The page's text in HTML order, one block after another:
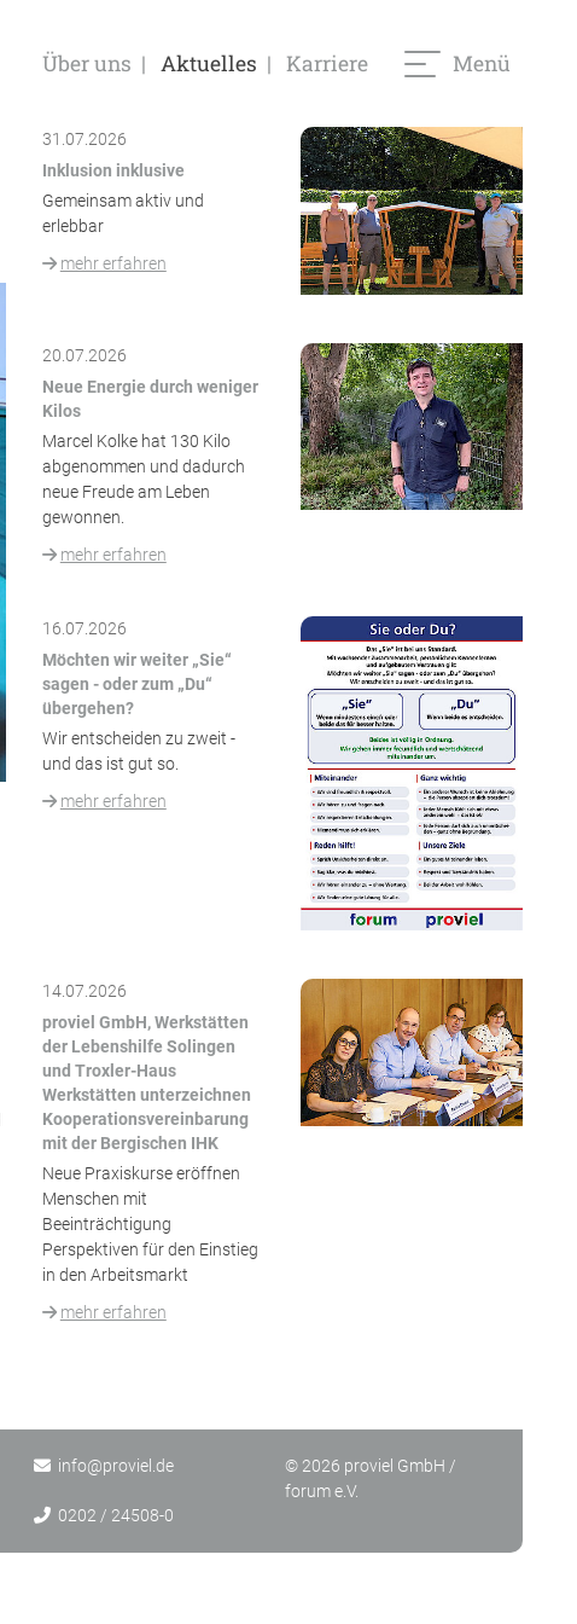
Über uns Aktuelles Karriere Menü
31.07.2026
Inklusion inklusive
Gemeinsam aktiv und
erlebbar
mehr erfahren
20.07.2026
Neue Energie durch weniger
Kilos
Marcel Kolke hat 130 Kilo
abgenommen und dadurch
neue Freude am Leben
gewonnen.
mehr erfahren
16.07.2026
Möchten wir weiter „Sie“
sagen - oder zum „Du“
übergehen?
Wir entscheiden zu zweit -
und das ist gut so.
mehr erfahren
14.07.2026
proviel GmbH, Werkstätten
der Lebenshilfe Solingen
und Troxler-Haus
Werkstätten unterzeichnen
Kooperationsvereinbarung
mit der Bergischen IHK
Neue Praxiskurse eröffnen
Menschen mit
Beeinträchtigung
Perspektiven für den Einstieg
in den Arbeitsmarkt
mehr erfahren
info@proviel.de
0202 / 24508-0
© 2026 proviel GmbH /
forum e.V.